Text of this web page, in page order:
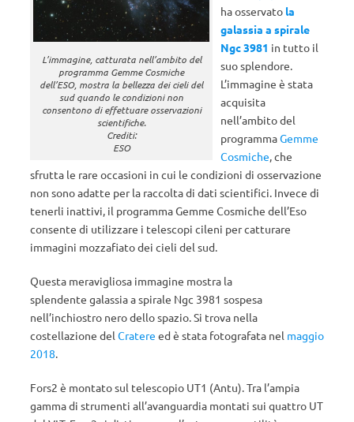
L’immagine, catturata nell’ambito del
programma Gemme Cosmiche
dell’ESO, mostra la bellezza dei cieli del
sud quando le condizioni non
consentono di effettuare osservazioni
scientifiche.
Crediti:
ESO
ha osservato la
galassia a spirale
Ngc 3981 in tutto il
suo splendore.
L’immagine è stata
acquisita
nell’ambito del
programmaGemme
Cosmiche, che
sfrutta le rare occasioni in cui le condizioni di osservazione
non sono adatte per la raccolta di dati scientifici. Invece di
tenerli inattivi, il programma Gemme Cosmiche dell’Eso
consente di utilizzare i telescopi cileni per catturare
immagini mozzafiato dei cieli del sud.
Questa meravigliosa immagine mostra la
splendente galassia a spirale Ngc 3981 sospesa
nell’inchiostro nero dello spazio. Si trova nella
costellazione del Cratere ed è stata fotografata nel maggio
2018.
Fors2 è montato sul telescopio UT1 (Antu). Tra l’ampia
gamma di strumenti all’avanguardia montati sui quattro UT